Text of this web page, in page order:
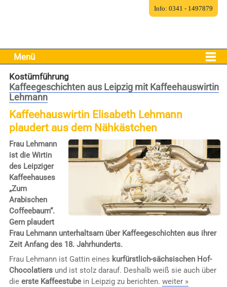
Menü
Kostümführung
Kaffeegeschichten aus Leipzig mit Kaffeehauswirtin
Lehmann
Kaffeehauswirtin Elisabeth Lehmann
plaudert aus dem Nähkästchen
Frau Lehmann
ist die Wirtin
des Leipziger
Kaffeehauses
„Zum
Arabischen
Coffeebaum“.
Gern plaudert
Frau Lehmann unterhaltsam über Kaffeegeschichten aus ihrer
Zeit Anfang des 18. Jahrhunderts.
Frau Lehmann ist Gattin eines kurfürstlich-sächsischen Hof-
Chocolatiersund ist stolz darauf. Deshalb weiß sie auch über
die erste Kaffeestubein Leipzig zu berichten. weiter »
Info: 0341 - 1497879